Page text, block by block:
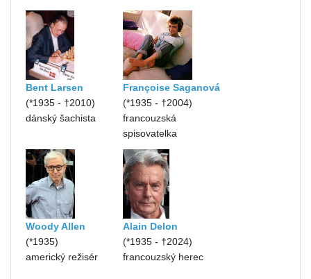
Bent Larsen
(*1935 - †2010)
dánský šachista
Françoise Saganová
(*1935 - †2004)
francouzská
spisovatelka
Woody Allen
(*1935)
americký režisér
Alain Delon
(*1935 - †2024)
francouzský herec